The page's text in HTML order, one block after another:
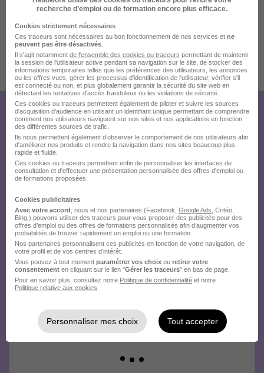
Localiser le poste
Publiée le 18/07/2026 - Réf : 514irdeok9k0c
Créez votre compte Hellowork et
envoyez votre candidature !
recherche d’emploi ou de formation encore plus efficace.
Cookies strictement nécessaires
Ces traceurs sont nécessaires au bon fonctionnement de nos services et ne
peuvent pas être désactivés
Il s'agit notamment de l'ensemble des cookies ou traceurs permettant de maintenir
la session de l'utilisateur active pendant sa navigation sur le site, de stocker des
informations temporaires telles que les préférences des utilisateurs, les annonces
ou les offres vues, gérer les processus d'identification de l'utilisateur, vérifier s'il
est connecté ou non, et plus globalement garantir la sécurité du site web en
détectant les tentatives d'accès frauduleux ou les violations de sécurité.
Ces cookies ou traceurs permettent également de piloter et suivre les sources
d'acquisition d'audience en utilisant un identifiant unique permettant de comprendre
comment nos utilisateurs naviguent sur nos sites et nos applications en fonction
des différentes sources de trafic.
Ils nous permettent également d’observer le comportement de nos utilisateurs afin
d'améliorer nos produits et rendre la navigation dans nos sites beaucoup plus
rapide et fluide.
Ces cookies ou traceurs permettent enfin de personnaliser les interfaces de
consultation et d'effectuer une présentation personnalisée des offres d'emploi ou
de formations proposées.
Cookies publicitaires
Avec votre accord , nous et nos partenaires (Facebook, Google Ads , Critéo,
Bing,) pouvons utiliser des traceurs pour vous proposer des publicités pour des
offres d’emploi ou des offres de formations personnalisés afin d’augmenter vos
probabilités de trouver rapidement un emploi ou une formation.
Nos partenaires personnalisent ces publicités en fonction de votre navigation, de
votre profil et de vos centres d’intérêt.
Vous pouvez à tout moment paramétrer vos choix ou retirer votre
consentement en cliquant sur le lien "Gérer les traceurs" en bas de page.
Pour en savoir plus, consultez notre Politique de confidentialité et notre
Politique relative aux cookies
Personnaliser mes choix Tout accepter